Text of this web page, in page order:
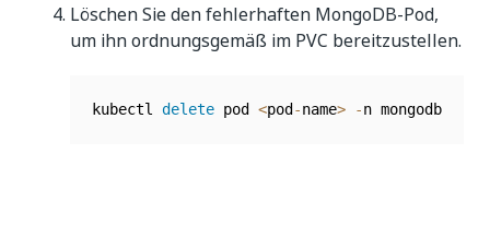
Löschen Sie den fehlerhaften MongoDB-Pod,
um ihn ordnungsgemäß im PVC bereitzustellen.
kubectl delete pod <pod -name> -n mongodb